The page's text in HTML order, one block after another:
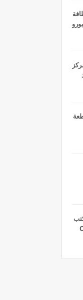
نظافة
شوارع براتب يصل إلى 2700 يورو